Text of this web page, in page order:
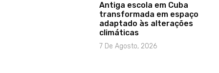
Antiga escola em Cuba
transformada em espaço
adaptado às alterações
climáticas
7 De Agosto, 2026